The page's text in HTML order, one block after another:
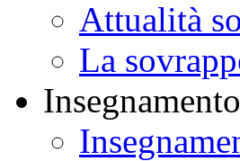
Attualità
La
Insegnamento